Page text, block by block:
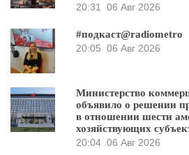
20:31 06 Авг 2026
#подкаст@radiometro
20:05 06 Авг 2026
Министерство
объявило о решении
в отношении шести
хозяйствующих
20:04 06 Авг 2026